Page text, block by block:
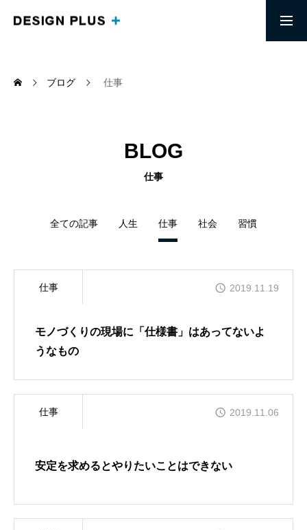
信頼を土台にしたリモートワークチーム
「端を楽にする」生き方ができる会社
BLOG
デザインプラス社長の考えを知る
NEWS
ENTRY
採用エントリーフォーム
ブログ 仕事
BLOG
仕事
全ての記事 人生 仕事 社会 習慣
仕事 2019.11.19
モノづくりの現場に「仕様書」はあってないよ
うなもの
仕事 2019.11.06
安定を求めるとやりたいことはできない